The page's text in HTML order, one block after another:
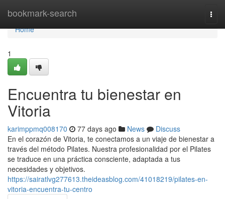
bookmark-search
Home
Home
1
Encuentra tu bienestar en
Vitoria
karimppmq008170 77 days ago News
Discuss
En el corazón de Vitoria, te conectamos a un viaje de bienestar a
través del método Pilates. Nuestra profesionalidad por el Pilates
se traduce en una práctica consciente, adaptada a tus
necesidades y objetivos.
https://sairatlvg277613.theideasblog.com/41018219/pilates-en-
vitoria-encuentra-tu-centro